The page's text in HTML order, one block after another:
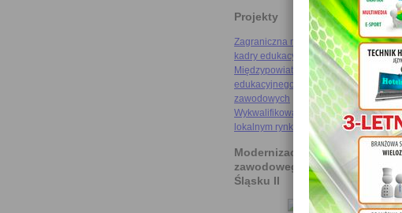
Projekty
Zagraniczna mobilność szkolnej
kadry edukacyjnej
Międzypowiatowa droga do
edukacyjnego sukcesu szkół
zawodowych
Wykwalifikowani rzemieślnicy na
lokalnym rynku pracy
Modernizacja kształcenia
zawodowego na Dolnym
Śląsku II